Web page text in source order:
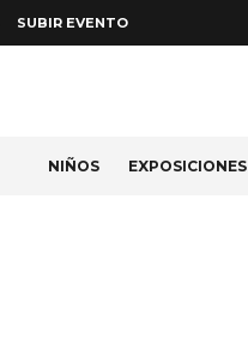
SUBIR EVENTO
NIÑOS EXPOSICIONES